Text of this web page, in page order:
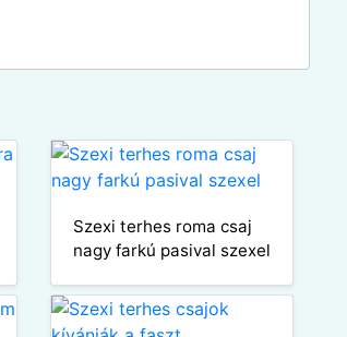
Szexi terhes roma csaj
nagy farkú pasival szexel